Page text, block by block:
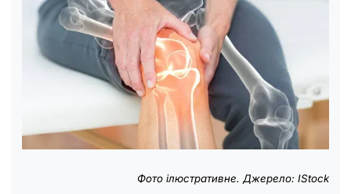
Фото ілюстративне. Джерело: IStock